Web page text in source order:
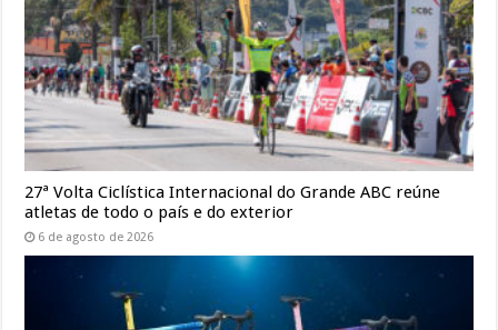
27ª Volta Ciclística Internacional do Grande ABC reúne
atletas de todo o país e do exterior
6 de agosto de 2026